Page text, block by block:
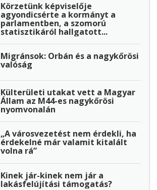
Körzetünk képviselője
agyondicsérte a kormányt a
parlamentben, a szomorú
statisztikáról hallgatott...
Migránsok: Orbán és a nagykőrösi
valóság
Külterületi utakat vett a Magyar
Állam az M44-es nagykőrösi
nyomvonalán
„A városvezetést nem érdekli, ha
érdekelné már valamit kitalált
volna rá”
Kinek jár-kinek nem jár a
lakásfelújítási támogatás?